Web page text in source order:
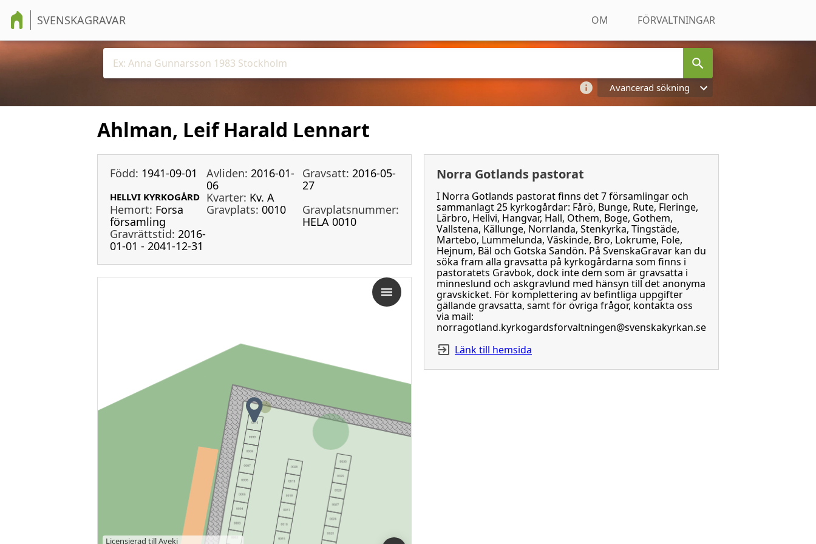
SVENSKAGRAVAR OM FÖRVALTNINGAR
Avancerad sökning
Ahlman, Leif Harald Lennart
Född: 1941-09-01 Avliden: 2016-01-
06
Gravsatt: 2016-05-
27
HELLVI KYRKOGÅRD Kvarter: Kv. A
Hemort: Forsa
församling
Gravplats: 0010
Gravplatsnummer:
HELA 0010
Gravrättstid: 2016-
01-01 - 2041-12-31
Norra Gotlands pastorat
I Norra Gotlands pastorat finns det 7 församlingar och
sammanlagt 25 kyrkogårdar: Fårö, Bunge, Rute, Fleringe,
Lärbro, Hellvi, Hangvar, Hall, Othem, Boge, Gothem,
Vallstena, Källunge, Norrlanda, Stenkyrka, Tingstäde,
Martebo, Lummelunda, Väskinde, Bro, Lokrume, Fole,
Hejnum, Bäl och Gotska Sandön. På SvenskaGravar kan du
söka fram alla gravsatta på kyrkogårdarna som finns i
pastoratets Gravbok, dock inte dem som är gravsatta i
minneslund och askgravlund med hänsyn till det anonyma
gravskicket. För komplettering av befintliga uppgifter
gällande gravsatta, samt för övriga frågor, kontakta oss
via mail:
norragotland.kyrkogardsforvaltningen@svenskakyrkan.se
Länk till hemsida